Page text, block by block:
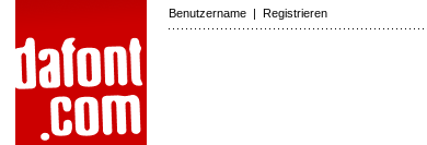
Benutzername | Registrieren